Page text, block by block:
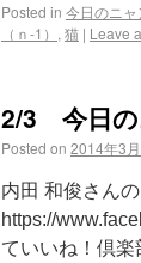
Posted in 今日のニャ
（ｎ-1） , 猫 | Leave
2/3 今日の
Posted on 2014年3
内田 和俊さん
https://
ていいね！倶